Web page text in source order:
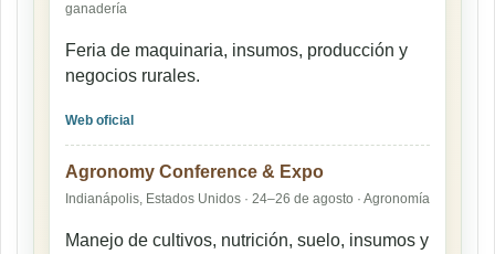
ganadería
Feria de maquinaria, insumos, producción y
negocios rurales.
Web oficial
Agronomy Conference & Expo
Indianápolis, Estados Unidos · 24–26 de agosto · Agronomía
Manejo de cultivos, nutrición, suelo, insumos y